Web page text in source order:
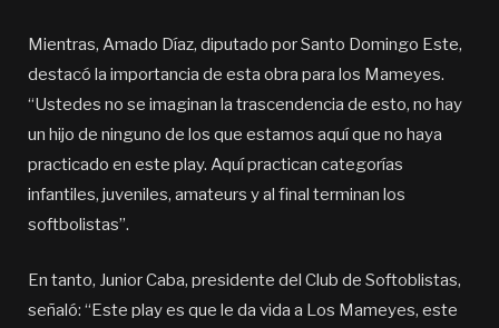
Mientras, Amado Díaz, diputado por Santo Domingo Este,
destacó la importancia de esta obra para los Mameyes.
“Ustedes no se imaginan la trascendencia de esto, no hay
un hijo de ninguno de los que estamos aquí que no haya
practicado en este play. Aquí practican categorías
infantiles, juveniles, amateurs y al final terminan los
softbolistas”.
En tanto, Junior Caba, presidente del Club de Softoblistas,
señaló: “Este play es que le da vida a Los Mameyes, este